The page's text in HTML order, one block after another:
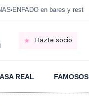
ENFADO en bares y
Hazte socio
REAL FAMOSOS